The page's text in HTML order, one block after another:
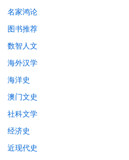
名家鸿论
图书推荐
数智人文
海外汉学
海洋史
澳门文史
社科文学
经济史
近现代史